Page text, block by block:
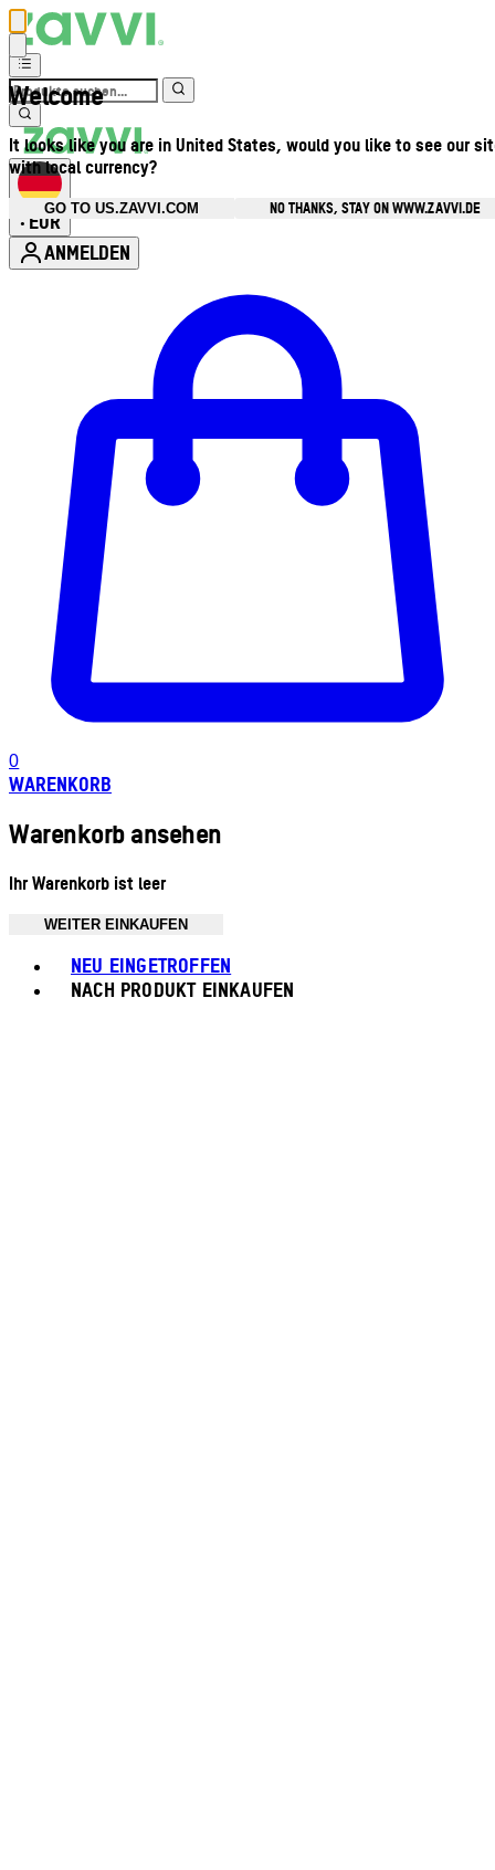
Welcome
It looks like you are in United States, would you like to see our
with local currency?
GO TO US.ZAVVI.COM
NO THANKS, STAY ON WWW.ZAVVI.DE
• EUR
ANMELDEN
0
WARENKORB
Warenkorb ansehen
Ihr Warenkorb ist leer
WEITER EINKAUFEN
NEU EINGETROFFEN
NACH PRODUKT EINKAUFEN